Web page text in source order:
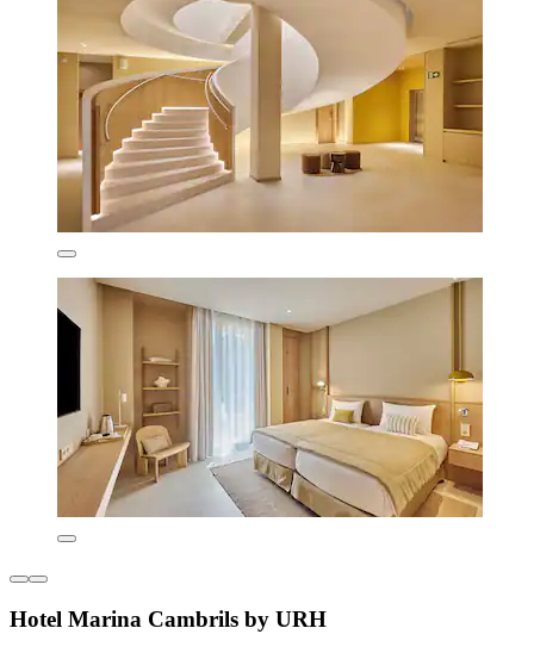
Hotel Marina Cambrils by URH